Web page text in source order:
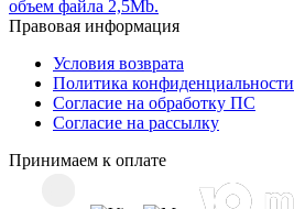
объем файла 2,5Mb.
Правовая информация
Условия возврата
Политика конфиденциальности
Согласие на обработку ПС
Согласие на рассылку
Принимаем к оплате